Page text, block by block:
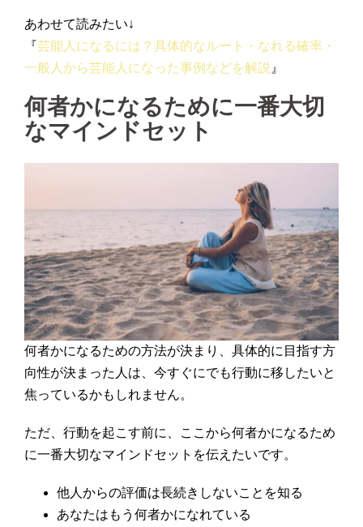
あわせて読みたい↓
『芸能人になるには？具体的なルート・なれる確率・
一般人から芸能人になった事例などを解説 』
何者かになるために一番大切
なマインドセット
何者かになるための方法が決まり、具体的に目指す方
向性が決まった人は、今すぐにでも行動に移したいと
焦っているかもしれません。
ただ、行動を起こす前に、ここから何者かになるため
に一番大切なマインドセットを伝えたいです。
他人からの評価は長続きしないことを知る
あなたはもう何者かになれている